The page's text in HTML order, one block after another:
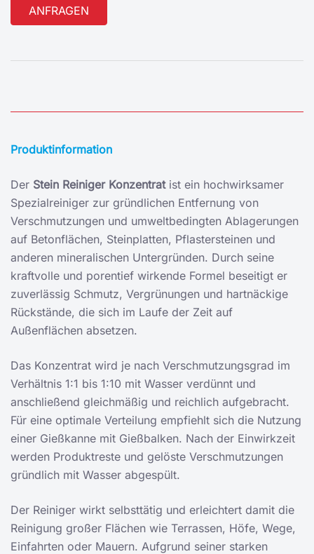
Produktinformation
Der Stein Reiniger Konzentratist ein hochwirksamer
Spezialreiniger zur gründlichen Entfernung von
Verschmutzungen und umweltbedingten Ablagerungen
auf Betonflächen, Steinplatten, Pflastersteinen und
anderen mineralischen Untergründen. Durch seine
kraftvolle und porentief wirkende Formel beseitigt er
zuverlässig Schmutz, Vergrünungen und hartnäckige
Rückstände, die sich im Laufe der Zeit auf
Außenflächen absetzen.
Das Konzentrat wird je nach Verschmutzungsgrad im
Verhältnis 1:1 bis 1:10 mit Wasser verdünnt und
anschließend gleichmäßig und reichlich aufgebracht.
Für eine optimale Verteilung empfiehlt sich die Nutzung
einer Gießkanne mit Gießbalken. Nach der Einwirkzeit
werden Produktreste und gelöste Verschmutzungen
gründlich mit Wasser abgespült.
Der Reiniger wirkt selbsttätig und erleichtert damit die
Reinigung großer Flächen wie Terrassen, Höfe, Wege,
Einfahrten oder Mauern. Aufgrund seiner starken